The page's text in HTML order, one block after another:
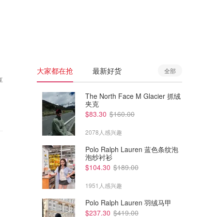
大家都在抢 最新好货 全部
The North Face M Glacier 抓绒
夹克
$83.30 $160.00
2078人感兴趣
Polo Ralph Lauren 蓝色条纹泡
泡纱衬衫
$104.30 $189.00
1951人感兴趣
Polo Ralph Lauren 羽绒马甲
$237.30 $419.00